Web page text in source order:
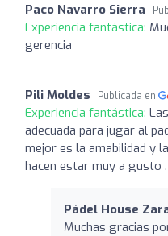
Paco Navarro Sierra
Experiencia fantástica:
gerencia
Pili Moldes Publicada en
Experiencia fantástica:
adecuada para jugar al
mejor es la amabilidad y
hacen estar muy a gusto
Pádel House
Muchas gracias